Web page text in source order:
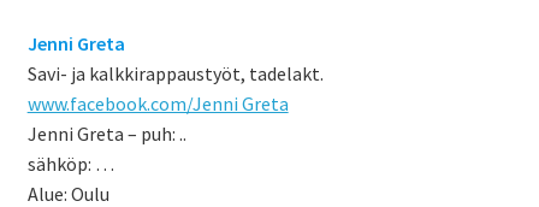
Jenni Greta
Savi- ja kalkkirappaustyöt, tadelakt.
www.facebook.com/Jenni Greta
Jenni Greta – puh: ..
sähköp: …
Alue: Oulu